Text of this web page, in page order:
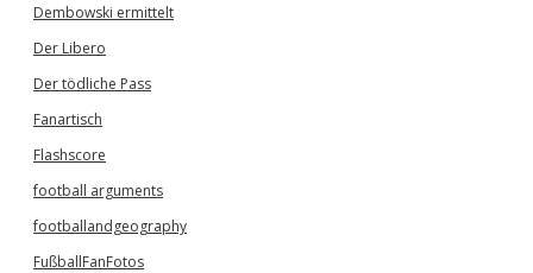
Dembowski ermittelt
Der Libero
Der tödliche Pass
Fanartisch
Flashscore
football arguments
footballandgeography
FußballFanFotos